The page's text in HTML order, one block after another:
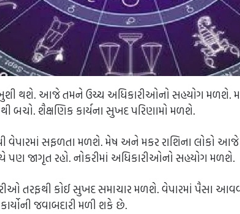
ખુશી થશે. આજે તમને ઉચ્ચ અધિકારીઓનો સહયોગ મળશે.
બચો. શૈક્ષણિક કાર્યના સુખદ પરિણામો મળશે.
વેપારમાં સફળતા મળશે. મેષ અને મકર રાશિના લોકો
પણ જાગૃત રહો. નોકરીમાં અધિકારીઓનો સહયોગ મળશે.
તરફથી કોઈ સુખદ સમાચાર મળશે. વેપારમાં પૈસા
જવાબદારી મળી શકે છે.